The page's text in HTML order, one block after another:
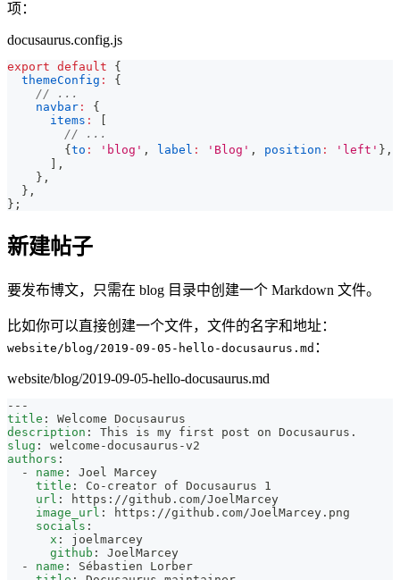
项：
docusaurus.config.js
export default
{
themeConfig :
{
// ...
navbar :
{
items :
// ...
{ to : 'blog' , label : 'Blog' , position : 'left' } ,
,
} ,
} ,
} ;
新建帖子
要发布博文，只需在 blog 目录中创建一个 Markdown 文件。
比如你可以直接创建一个文件，文件的名字和地址：
website/blog/2019-09-05-hello-docusaurus.md ：
website/blog/2019-09-05-hello-docusaurus.md
---
title :
Welcome Docusaurus
description :
This is my first post on Docusaurus.
slug : welcome -docusaurus -v2
authors :
-
name :
Joel Marcey
title : Co - creator of Docusaurus 1
url : https : //github.com/JoelMarcey
image_url : https : //github.com/JoelMarcey.png
socials :
x :
joelmarcey
github :
JoelMarcey
-
name :
Sébastien Lorber